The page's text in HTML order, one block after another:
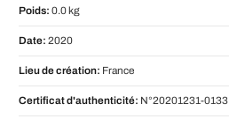
Poids: 0.0 kg
Date: 2020
Lieu de création: France
Certificat d'authenticité: N°20201231-0133